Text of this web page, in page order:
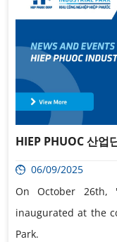
HIEP PHUOC 산업
06/09/2025
On October 26th,
inaugurated at the
Park.